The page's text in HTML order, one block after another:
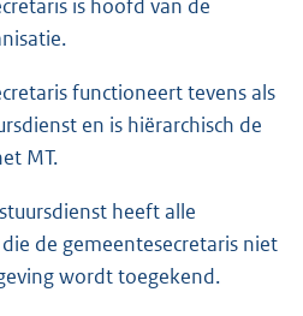
is hoofd van de
functioneert tevens als
en is hiërarchisch de
MT.
heeft alle
de gemeentesecretaris niet
wordt toegekend.